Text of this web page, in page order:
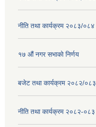
नीति तथा कार्यक्रम २०८३/०८४
१७ ‌‍औं नगर सभाकाे निर्णय
बजेट तथा कार्यक्रम २०८२/०८३
नीति तथा कार्यक्रम २०८२-०८३